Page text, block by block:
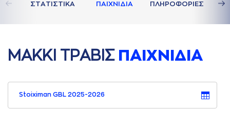
ΣΤAΤΙΣΤΙΚA ΠAΙΧΝΙΔΙA ΠΛΗΡΟΦΟΡΙΕΣ
ΜAΚΚΙ ΤΡAΒΙΣ ΠAΙΧΝΙΔΙA
Stoiximan GBL 2025-2026